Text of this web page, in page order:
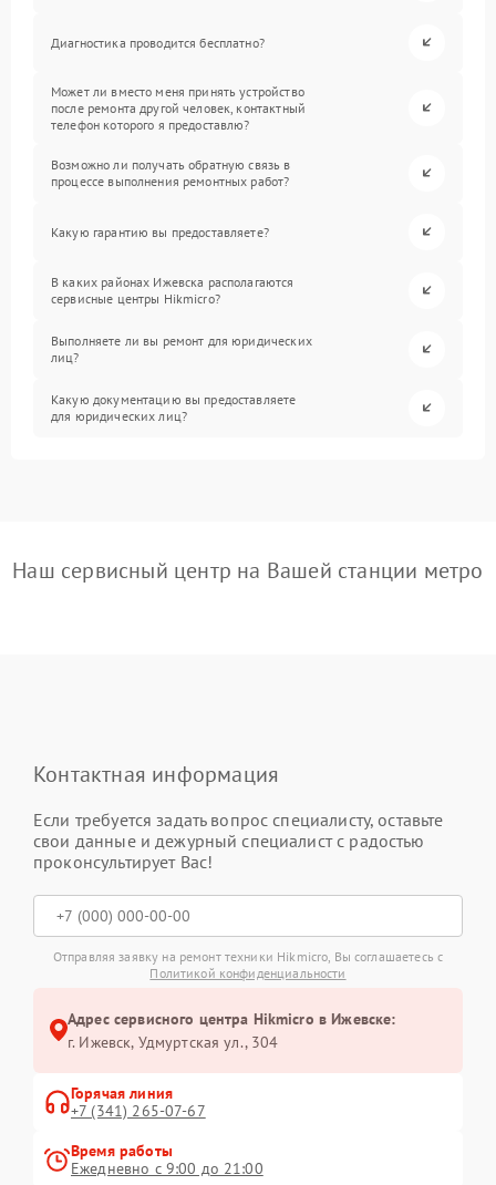
Диагностика проводится бесплатно?
Может ли вместо меня принять устройство
после ремонта другой человек, контактный
телефон которого я предоставлю?
Возможно ли получать обратную связь в
процессе выполнения ремонтных работ?
Какую гарантию вы предоставляете?
В каких районах Ижевска располагаются
сервисные центры Hikmicro?
Выполняете ли вы ремонт для юридических
лиц?
Какую документацию вы предоставляете
для юридических лиц?
Наш сервисный центр на Вашей станции метро
Контактная информация
Если требуется задать вопрос специалисту, оставьте
свои данные и дежурный специалист с радостью
проконсультирует Вас!
Отправляя заявку на ремонт техники Hikmicro, Вы соглашаетесь с
Политикой конфиденциальности
Адрес сервисного центра Hikmicro в Ижевске:
г. Ижевск, Удмуртская ул., 304
Горячая линия
+7 (341) 265-07-67
Время работы
Ежедневно с 9:00 до 21:00